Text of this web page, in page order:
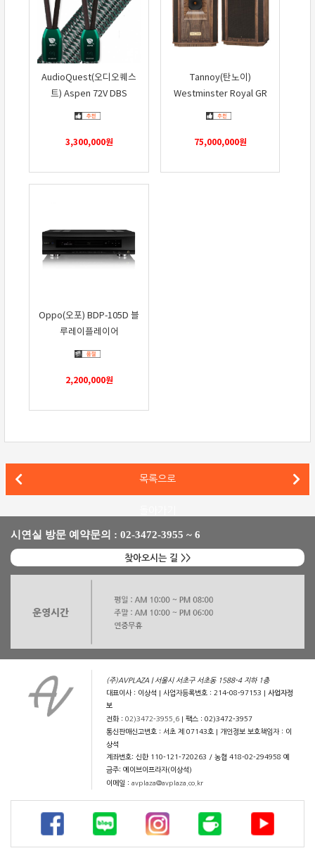
AudioQuest(오디오퀘스
트) Aspen 72V DBS
3,300,000원
Tannoy(탄노이)
Westminster Royal GR
75,000,000원
Oppo(오포) BDP-105D 블
루레이플레이어
2,200,000원
에소테릭 네트워크 오디오 N-05 를 중심으로한 하이파이 시스템
소너스파베르 스피커를 중심으로한 스트리밍 하이파이 설치기
목록으로
시연실 방문 예약문의 : 02-3472-3955 ~ 6
찾아오시는 길 >>
(주)AVPLAZA | 서울시 서초구 서초동 1588-4 지하 1층
대표이사 : 이상석 | 사업자등록번호 : 214-08-97153 |사업자정
보
전화 :02)3472-3955,6 | 팩스 : 02)3472-3957
통신판매신고번호 : 서초 제 07143호 | 개인정보 보호책임자 : 이
상석
계좌번호: 신한 110-121-720263 / 농협 418-02-294958 예
금주: 에이브이프라자(이상석)
이메일 :avplaza@avplaza.co.kr